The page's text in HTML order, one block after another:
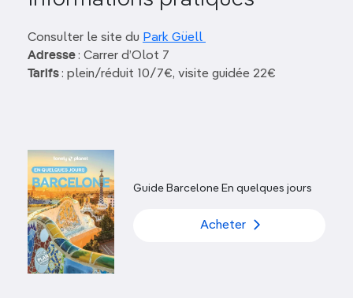
Consulter le site du Park Güell
Adresse: Carrer d’Olot 7
Tarifs: plein/réduit 10/7€, visite guidée 22€
Guide Barcelone En quelques jours
Acheter